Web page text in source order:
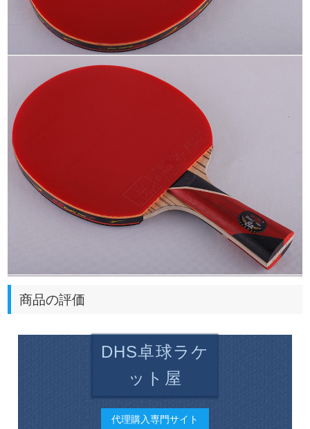
商品の評価
DHS卓球ラケ
ット屋
代理購入専門サイト